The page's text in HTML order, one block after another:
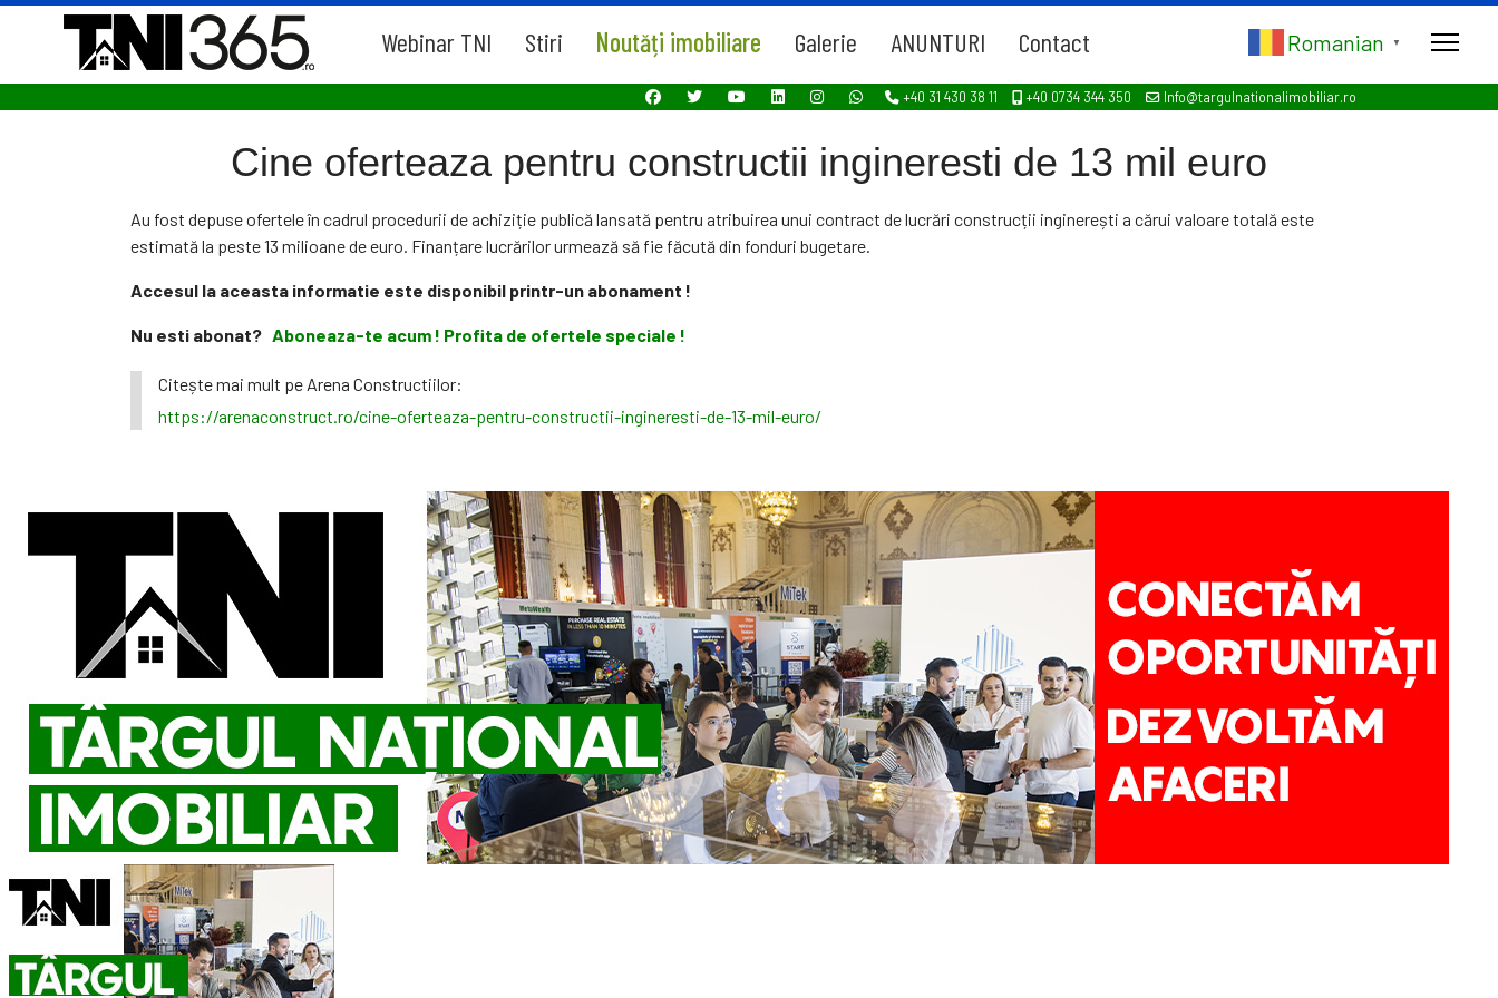
Webinar TNI Stiri Noutăți imobiliare Galerie ANUNTURI Contact Romanian ▼
+40 31 430 38 11 +40 0734 344 350 Info@targulnationalimobiliar.ro
Cine oferteaza pentru constructii ingineresti de 13 mil euro
Au fost depuse ofertele în cadrul procedurii de achiziție publică lansată pentru atribuirea unui contract de lucrări construcții inginerești a cărui valoare totală este
estimată la peste 13 milioane de euro. Finanțare lucrărilor urmează să fie făcută din fonduri bugetare.
Accesul la aceasta informatie este disponibil printr-un abonament !
Nu esti abonat? Aboneaza-te acum ! Profita de ofertele speciale !
Citește mai mult pe Arena Constructiilor:
https://arenaconstruct.ro/cine-oferteaza-pentru-constructii-ingineresti-de-13-mil-euro/